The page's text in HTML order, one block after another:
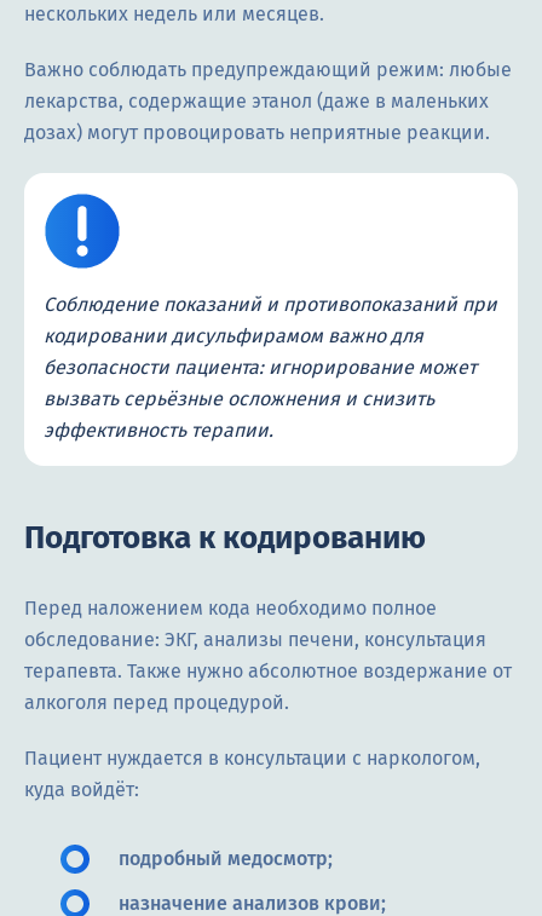
нескольких недель или месяцев.
Важно соблюдать предупреждающий режим: любые
лекарства, содержащие этанол (даже в маленьких
дозах) могут провоцировать неприятные реакции.
Соблюдение показаний и противопоказаний при
кодировании дисульфирамом важно для
безопасности пациента: игнорирование может
вызвать серьёзные осложнения и снизить
эффективность терапии.
Подготовка к кодированию
Перед наложением кода необходимо полное
обследование: ЭКГ, анализы печени, консультация
терапевта. Также нужно абсолютное воздержание от
алкоголя перед процедурой.
Пациент нуждается в консультации с наркологом,
куда войдёт:
подробный медосмотр;
назначение анализов крови;